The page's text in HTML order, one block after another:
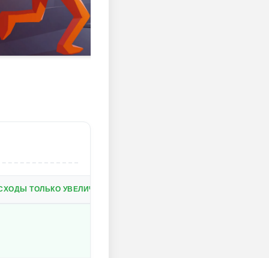
ТОЛЬКО УВЕЛИЧИВАЮТ КОЛИЧЕСТВО МОНЕТ.